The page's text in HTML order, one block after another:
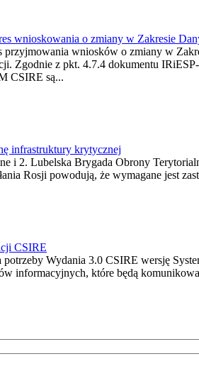
wnioskowania o zmiany w Zakresie
wniosków o zmiany w
Zgodnie z pkt. 4.7.4 dokumentu
CSIRE są...
infrastruktury krytycznej
i 2. Lubelska Brygada Obrony
Rosji powodują, że wymagane jest
CSIRE
Wydania 3.0 CSIRE wersję
informacyjnych, które będą